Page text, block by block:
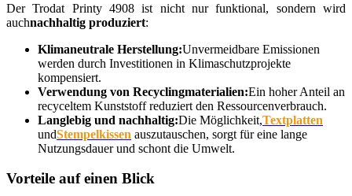
Der Trodat Printy 4908 ist nicht nur funktional, sondern wird
auchnachhaltig produziert:
Klimaneutrale Herstellung:Unvermeidbare Emissionen
werden durch Investitionen in Klimaschutzprojekte
kompensiert.
Verwendung von Recyclingmaterialien:Ein hoher Anteil an
recyceltem Kunststoff reduziert den Ressourcenverbrauch.
Langlebig und nachhaltig:Die Möglichkeit,Textplatten
undStempelkissen auszutauschen, sorgt für eine lange
Nutzungsdauer und schont die Umwelt.
Vorteile auf einen Blick